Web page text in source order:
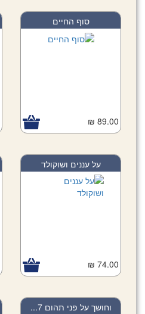
סוף החיים
89.00 ₪
על עננים ושוקולד
74.00 ₪
וחושך על פני תהום 7...